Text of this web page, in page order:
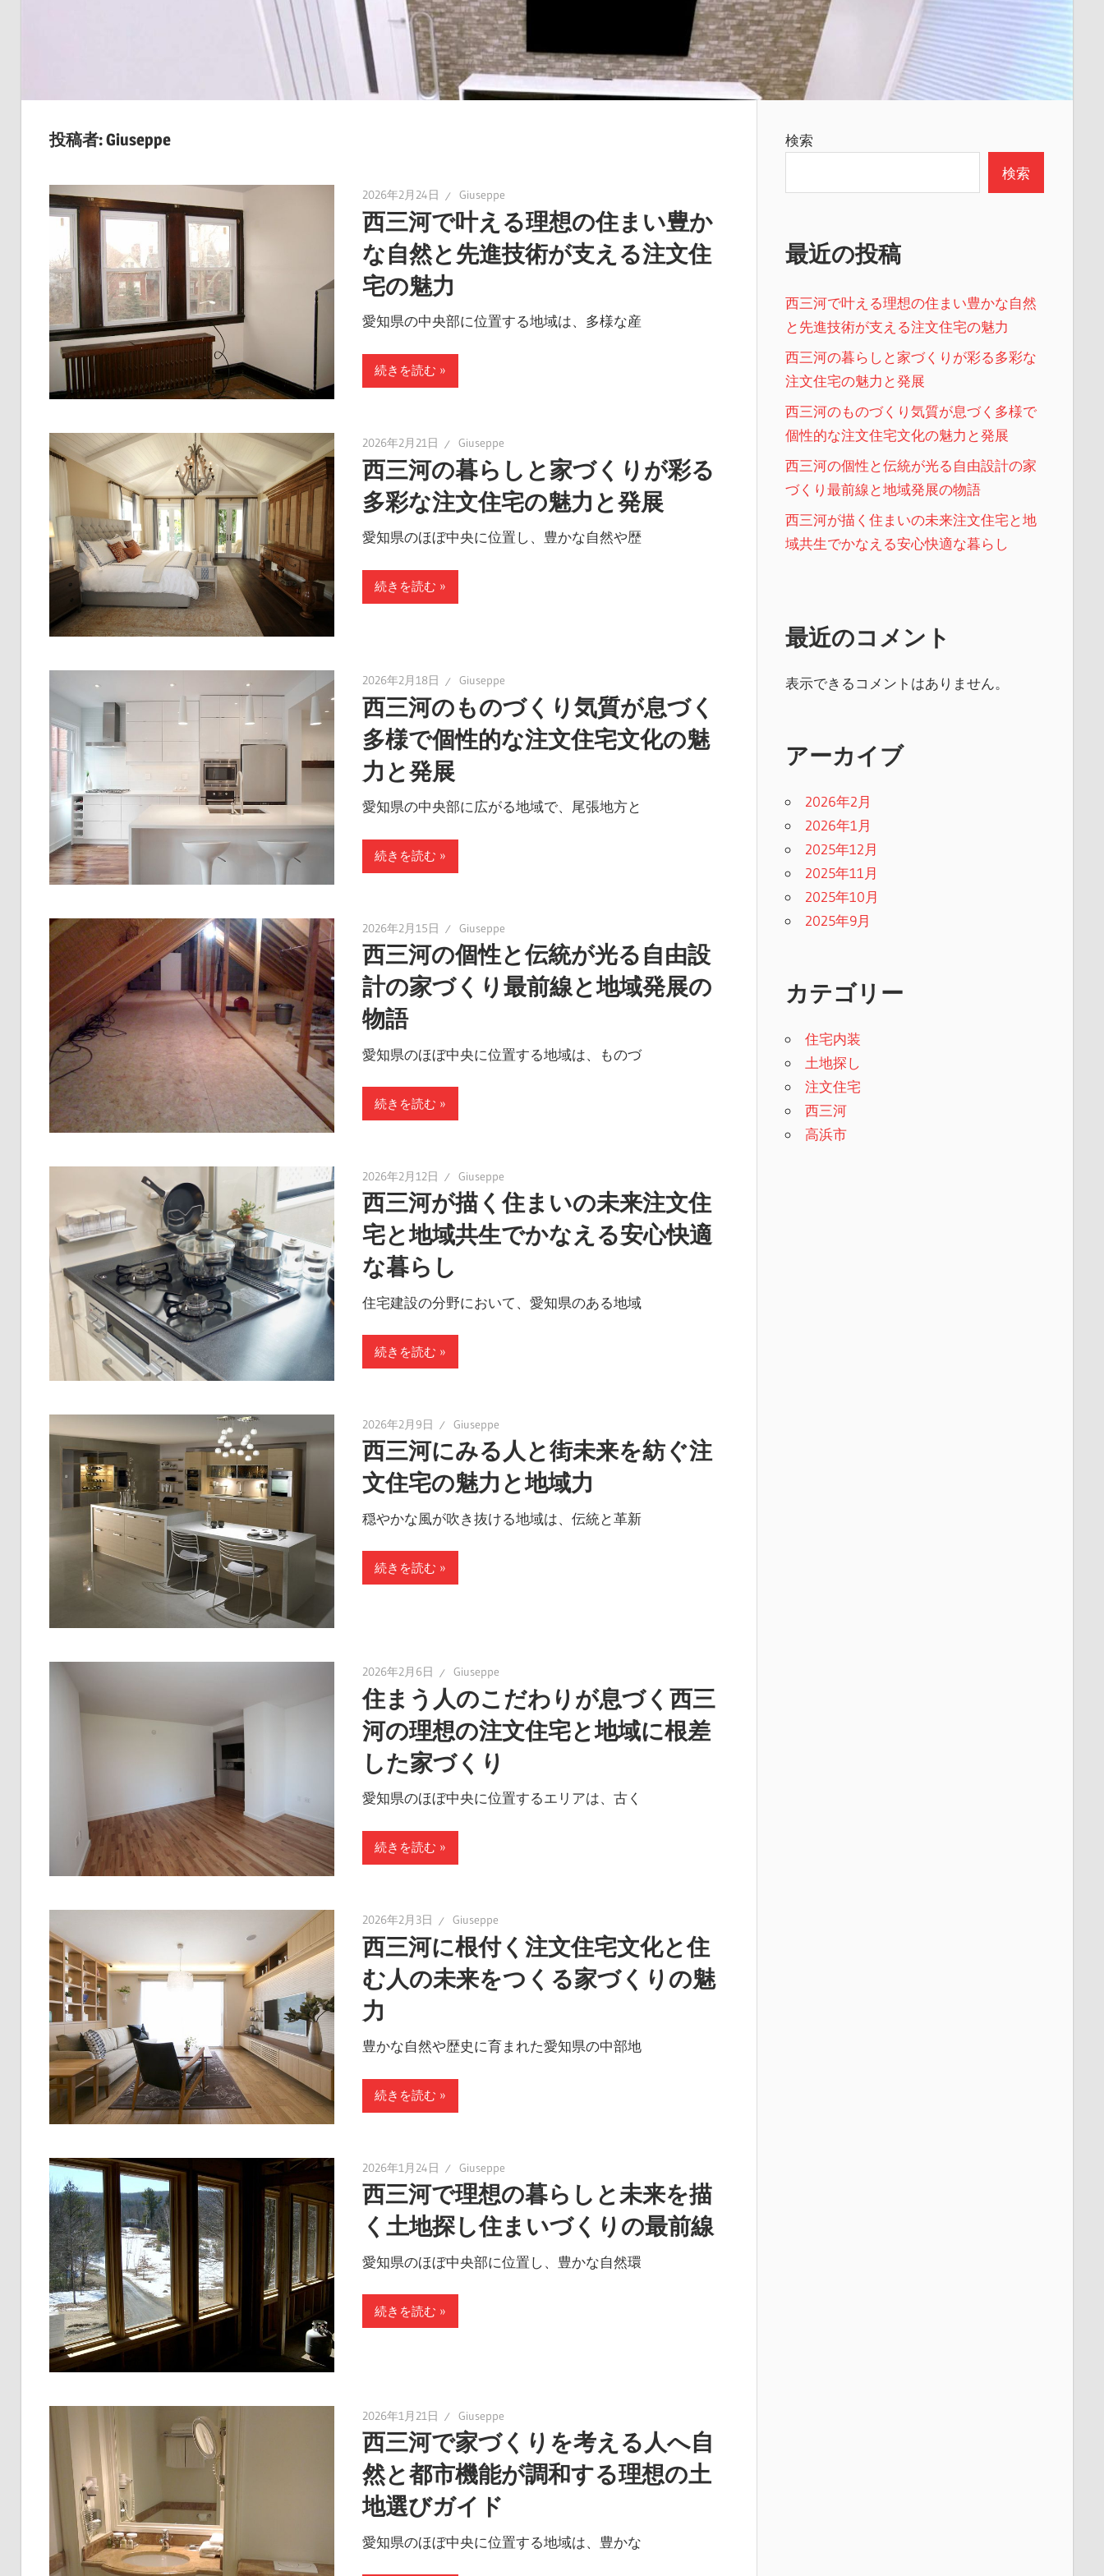
な
特
別
な
住
ま
い
を
手
入
よ
う！
投稿者:Giuseppe
2026年2月24日 Giuseppe
西三河で叶える理想の住まい豊か
な自然と先進技術が支える注文住
宅の魅力
愛知県の中央部に位置する地域は、多様な産
続きを読む
2026年2月21日 Giuseppe
西三河の暮らしと家づくりが彩る
多彩な注文住宅の魅力と発展
愛知県のほぼ中央に位置し、豊かな自然や歴
続きを読む
2026年2月18日 Giuseppe
西三河のものづくり気質が息づく
多様で個性的な注文住宅文化の魅
力と発展
愛知県の中央部に広がる地域で、尾張地方と
続きを読む
2026年2月15日 Giuseppe
西三河の個性と伝統が光る自由設
計の家づくり最前線と地域発展の
物語
愛知県のほぼ中央に位置する地域は、ものづ
続きを読む
2026年2月12日 Giuseppe
西三河が描く住まいの未来注文住
宅と地域共生でかなえる安心快適
な暮らし
住宅建設の分野において、愛知県のある地域
続きを読む
2026年2月9日 Giuseppe
西三河にみる人と街未来を紡ぐ注
文住宅の魅力と地域力
穏やかな風が吹き抜ける地域は、伝統と革新
続きを読む
2026年2月6日 Giuseppe
住まう人のこだわりが息づく西三
河の理想の注文住宅と地域に根差
した家づくり
愛知県のほぼ中央に位置するエリアは、古く
続きを読む
2026年2月3日 Giuseppe
西三河に根付く注文住宅文化と住
む人の未来をつくる家づくりの魅
力
豊かな自然や歴史に育まれた愛知県の中部地
続きを読む
2026年1月24日 Giuseppe
西三河で理想の暮らしと未来を描
く土地探し住まいづくりの最前線
愛知県のほぼ中央部に位置し、豊かな自然環
続きを読む
2026年1月21日 Giuseppe
西三河で家づくりを考える人へ自
然と都市機能が調和する理想の土
地選びガイド
愛知県のほぼ中央に位置する地域は、豊かな
検索
検索
最近の投稿
西三河で叶える理想の住まい豊かな自然
と先進技術が支える注文住宅の魅力
西三河の暮らしと家づくりが彩る多彩な
注文住宅の魅力と発展
西三河のものづくり気質が息づく多様で
個性的な注文住宅文化の魅力と発展
西三河の個性と伝統が光る自由設計の家
づくり最前線と地域発展の物語
西三河が描く住まいの未来注文住宅と地
域共生でかなえる安心快適な暮らし
最近のコメント
表示できるコメントはありません。
アーカイブ
2026年2月
2026年1月
2025年12月
2025年11月
2025年10月
2025年9月
カテゴリー
住宅内装
土地探し
注文住宅
西三河
高浜市